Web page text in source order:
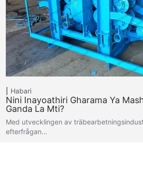
Habari
Nini Inayoathiri Gharama Ya
Ganda La Mti?
Med utvecklingen av
efterfrågan…